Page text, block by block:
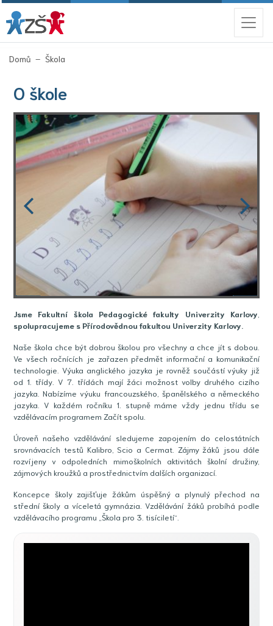
Domů Škola
O škole
Jsme Fakultní škola Pedagogické fakulty Univerzity Karlovy
spolupracujeme s Přírodovědnou fakultou Univerzity Karlovy.
Naše škola chce být dobrou školou pro všechny a chce jít s dobou.
Ve všech ročnících je zařazen předmět informační a komunikační
technologie. Výuka anglického jazyka je rovněž součástí výuky již
od 1. třídy. V 7. třídách mají žáci možnost volby druhého cizího
jazyka. Nabízíme výuku francouzského, španělského a německého
jazyka. V každém ročníku 1. stupně máme vždy jednu třídu se
vzdělávacím programem Začít spolu.
Úroveň našeho vzdělávání sledujeme zapojením do celostátních
srovnávacích testů Kalibro, Scio a Cermat. Zájmy žáků jsou dále
rozvíjeny v odpoledních mimoškolních aktivitách školní družiny,
zájmových kroužků a prostřednictvím dalších organizací.
Koncepce školy zajišťuje žákům úspěšný a plynulý přechod na
střední školy a víceletá gymnázia. Vzdělávání žáků probíhá podle
vzdělávacího programu „Škola pro 3. tisíciletí“.